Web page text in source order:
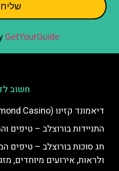
GetYourGuide
חשוב
דיאמונד קזינו (Diamond Casino) ורוצלב
התניידות בורוצלב – טיפים
חג סוכות בורוצלב – טיפים
ולראות, אירועים מיוחדים,